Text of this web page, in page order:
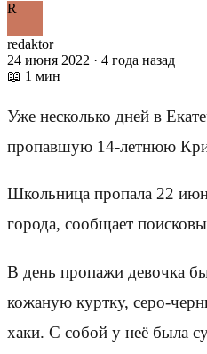
R
redaktor
24 июня 2022 · 4 года назад
📖 1 мин
Уже несколько дней в
пропавшую 14-летнюю
Школьница пропала 22
города, сообщает
В день пропажи девочка
кожаную куртку, серо-
хаки. С собой у неё была